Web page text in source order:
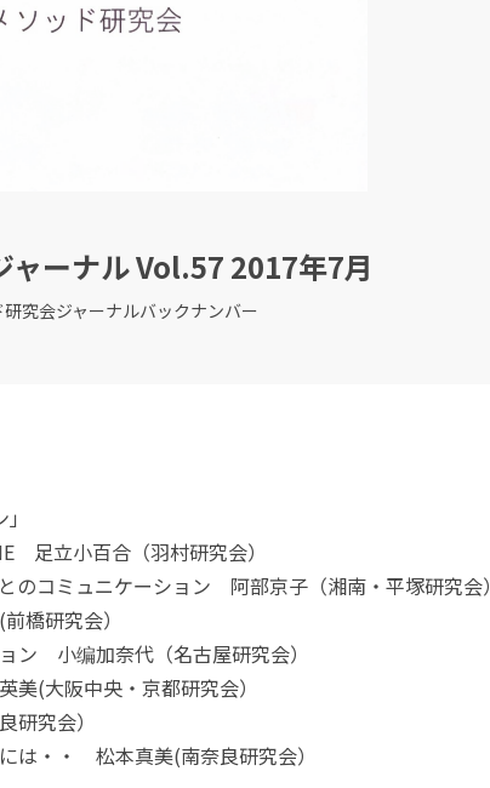
ャーナル Vol.57 2017年7月
究会ジャーナルバックナンバー
足立小百合（羽村研究会）
のコミュニケーション 阿部京子（湘南・平塚研究会）
橋研究会）
ン 小编加奈代（名古屋研究会）
(大阪中央・京都研究会）
究会）
は・・ 松本真美(南奈良研究会）